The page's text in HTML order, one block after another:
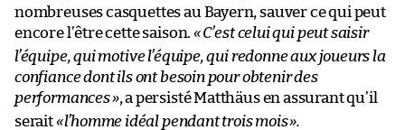
nombreuses casquettes au Bayern, sauver ce qui peut
encore l’être cette saison. «C’est celui qui peut saisir
l’équipe, qui motive l’équipe, qui redonne aux joueurs la
confiance dont ils ont besoin pour obtenir des
performances», a persisté Matthäus en assurant qu’il
serait«l’homme idéal pendant trois mois».